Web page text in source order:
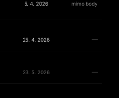
5. 4. 2026 mimo body
25. 4. 2026 —
23. 5. 2026 —